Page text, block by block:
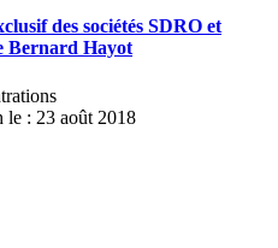
des sociétés SDRO et
Bernard Hayot
le : 23 août 2018